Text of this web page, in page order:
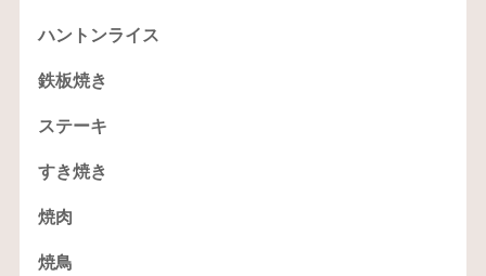
ハントンライス
鉄板焼き
ステーキ
すき焼き
焼肉
焼鳥